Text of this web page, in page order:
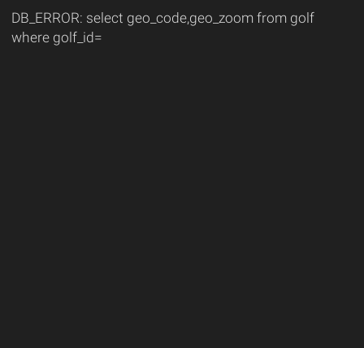
DB_ERROR: select geo_code,geo_zoom from golf
where golf_id=